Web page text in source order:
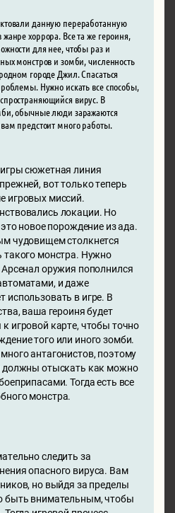
данную переработанную
хоррора. Все та же героиня,
для нее, чтобы раз и
монстров и зомби, численность
городе Джил. Спасаться
Нужно искать все способы,
вирус. В
обычные люди заражаются
предстоит много работы.
сюжетная линия
вот только теперь
игровых миссий.
локации. Но
новое порождение из ада.
чудовищем столкнется
монстра. Нужно
оружия пополнился
и даже
использовать в игре. В
ваша героиня будет
игровой карте, чтобы точно
того или иного зомби.
антагонистов, поэтому
должны отыскать как можно
Тогда есть все
монстра.
следить за
опасного вируса. Вам
но выйдя за пределы
быть внимательным, чтобы